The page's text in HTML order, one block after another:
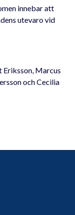
innebar att
utevaro vid
Eriksson, Marcus
och Cecilia